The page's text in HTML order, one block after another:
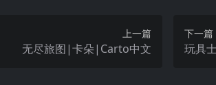
上一篇
无尽旅图|卡朵|Carto中文
下一篇
玩具